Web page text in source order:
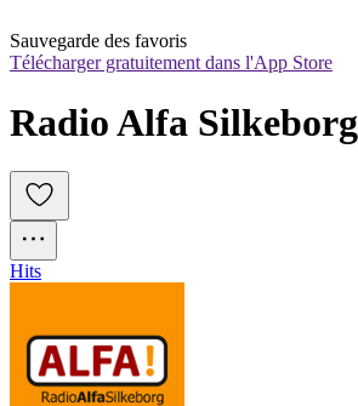
Sauvegarde des favoris
Télécharger gratuitement dans l'App Store
Radio Alfa Silkeborg
Hits